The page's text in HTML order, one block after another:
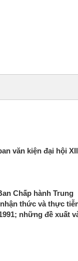
văn kiện đại hội
Chấp hành Trung
thức và thực
những đề xuất